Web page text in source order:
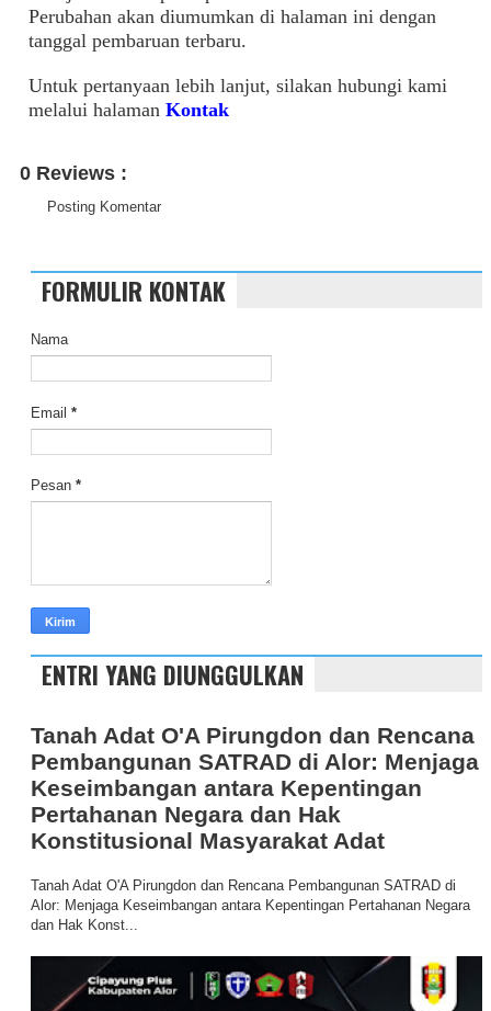
Perubahan akan diumumkan di halaman ini dengan
tanggal pembaruan terbaru.
Untuk pertanyaan lebih lanjut, silakan hubungi kami
melalui halaman Kontak
0 Reviews :
Posting Komentar
FORMULIR KONTAK
Nama
Email *
Pesan *
ENTRI YANG DIUNGGULKAN
Tanah Adat O'A Pirungdon dan Rencana
Pembangunan SATRAD di Alor: Menjaga
Keseimbangan antara Kepentingan
Pertahanan Negara dan Hak
Konstitusional Masyarakat Adat
Tanah Adat O'A Pirungdon dan Rencana Pembangunan SATRAD di
Alor: Menjaga Keseimbangan antara Kepentingan Pertahanan Negara
dan Hak Konst...